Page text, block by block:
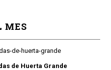
MES
de Huerta Grande